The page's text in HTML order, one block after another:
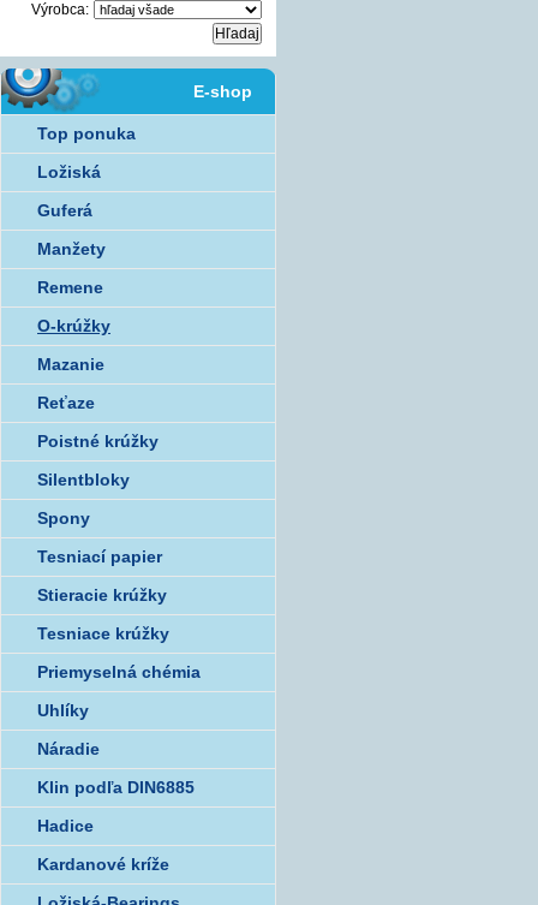
Výrobca:
E-shop
Top ponuka
Ložiská
Guferá
Manžety
Remene
O-krúžky
Mazanie
Reťaze
Poistné krúžky
Silentbloky
Spony
Tesniací papier
Stieracie krúžky
Tesniace krúžky
Priemyselná chémia
Uhlíky
Náradie
Klin podľa DIN6885
Hadice
Kardanové kríže